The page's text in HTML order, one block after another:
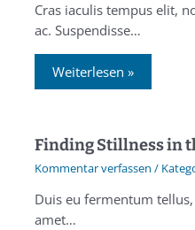
Cras iaculis tempus elit,
ac. Suspendisse…
Weiterlesen »
Finding Stillness in
Kommentar verfassen /
Duis eu fermentum
amet…